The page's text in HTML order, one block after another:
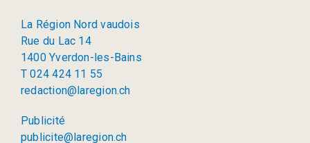
La Région Nord vaudois
Rue du Lac 14
1400 Yverdon-les-Bains
T 024 424 11 55
redaction@laregion.ch
Publicité
publicite@laregion.ch